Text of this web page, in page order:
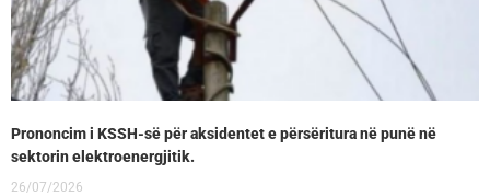
Prononcim i KSSH-së për aksidentet e përsëritura në punë në
sektorin elektroenergjitik.
26/07/2026